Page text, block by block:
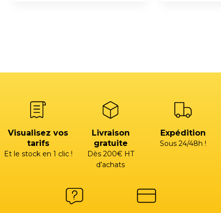
Visualisez vos
tarifs
Et le stock en 1 clic !
Livraison
gratuite
Dès 200€ HT
d’achats
Expédition
Sous 24/48h !